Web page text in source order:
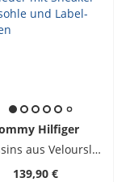
Hilfiger
Mokassins aus Veloursleder mit Sneaker-Gummisohle und Label-Fähnchen
139,90 €